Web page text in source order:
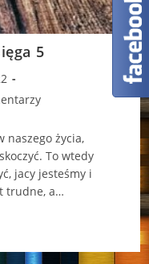
5
naszego życia,
To wtedy
jacy jesteśmy i
trudne, a…